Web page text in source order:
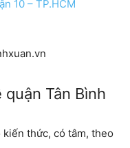
10 – TP.HCM
Tân Bình
​​thức, có tâm, theo